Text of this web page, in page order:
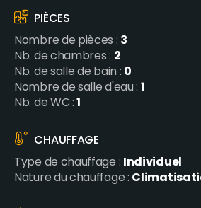
PIÈCES
Nombre de pièces :3
Nb. de chambres : 2
Nb. de salle de bain :0
Nombre de salle d'eau :1
Nb. de WC :1
CHAUFFAGE
Type de chauffage :Individuel
Nature du chauffage :